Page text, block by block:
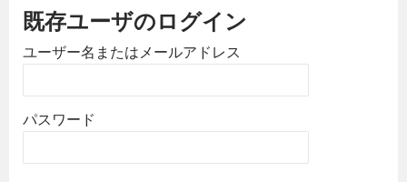
既存ユーザのログイン
ユーザー名またはメールアドレス
パスワード